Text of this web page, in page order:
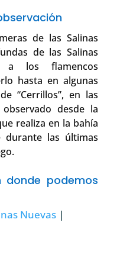
de las Salinas
de las Salinas
los flamencos
hasta en algunas
“Cerrillos”, en las
desde la
realiza en la bahía
durante las últimas
donde podemos
Nuevas |